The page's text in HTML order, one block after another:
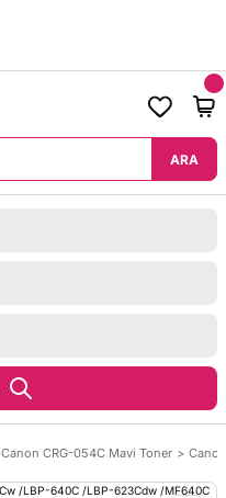
ARA
Canon CRG-054C Mavi Toner